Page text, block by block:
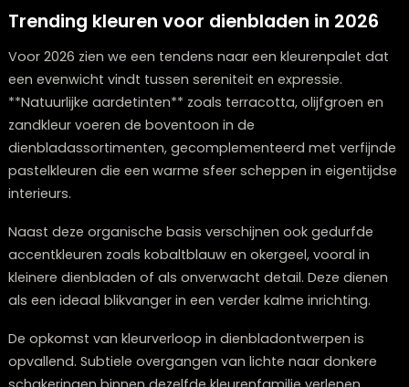
lichtheid toevoegt aan je interieur. De afwerkingen zijn
veelal mat in plaats van glanzend, wat bijdraagt aan
serene ambiance.
Opmerkelijk is de focus op voelbare kwaliteit binnen
minimalisme. Hoewel de vormen basaal zijn, wordt er
geëxperimenteerd met subtiele textuurverschillen die
opvallen bij aanraking van het dienblad.
Deze minimalistische filosofie impliceert overigens
saaiheid of kille sfeer. Integendeel, de
het ontwerp zorgt ervoor dat de objecten die je op
geheel een evenwichtig visueel statement vormt in je
leefruimte.